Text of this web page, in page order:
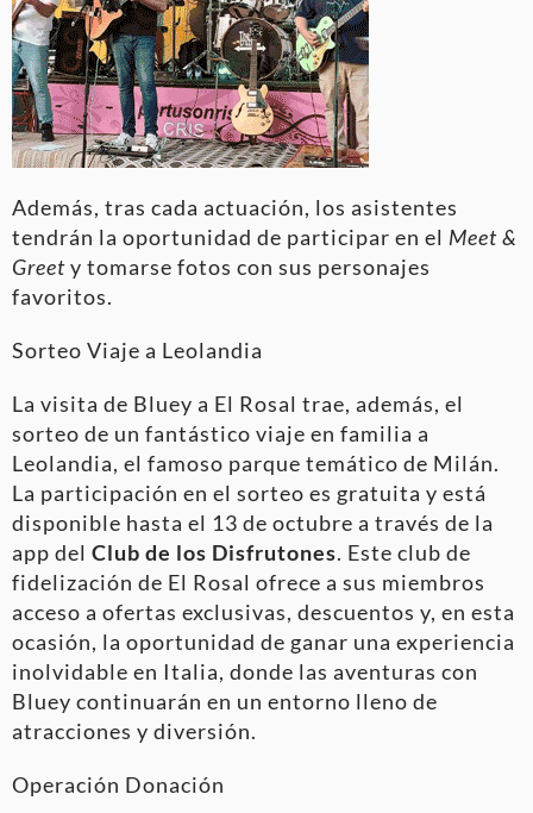
Además, tras cada actuación, los asistentes
tendrán la oportunidad de participar en el Meet &
Greety tomarse fotos con sus personajes
favoritos.
Sorteo Viaje a Leolandia
La visita de Bluey a El Rosal trae, además, el
sorteo de un fantástico viaje en familia a
Leolandia, el famoso parque temático de Milán.
La participación en el sorteo es gratuita y está
disponible hasta el 13 de octubre a través de la
app del Club de los Disfrutones. Este club de
fidelización de El Rosal ofrece a sus miembros
acceso a ofertas exclusivas, descuentos y, en esta
ocasión, la oportunidad de ganar una experiencia
inolvidable en Italia, donde las aventuras con
Bluey continuarán en un entorno lleno de
atracciones y diversión.
Operación Donación